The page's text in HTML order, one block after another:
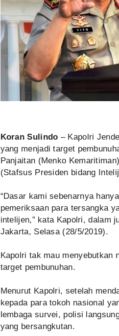
Koran Sulindo – Kapolri
yang menjadi target
Panjaitan (Menko
(Stafsus Presiden bidang
“Dasar kami sebenarnya
pemeriksaan para tersangka
intelijen,” kata Kapolri, dalam
Jakarta, Selasa (28/5/2019).
Kapolri tak mau menyebutkan
target pembunuhan.
Menurut Kapolri, setelah
kepada para tokoh nasional
lembaga survei, polisi
yang bersangkutan.